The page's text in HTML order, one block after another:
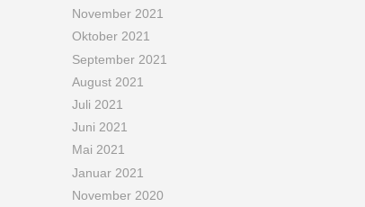
November 2021
Oktober 2021
September 2021
August 2021
Juli 2021
Juni 2021
Mai 2021
Januar 2021
November 2020